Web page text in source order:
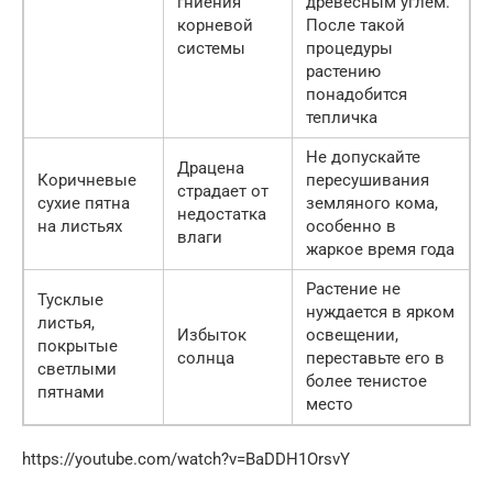
корневой
системы
После такой
процедуры
растению
понадобится
тепличка
Коричневые
сухие пятна
на листьях
Драцена
страдает от
недостатка
влаги
Не допускайте
пересушивания
земляного кома,
особенно в
жаркое время года
Тусклые
листья,
покрытые
светлыми
пятнами
Избыток
солнца
Растение не
нуждается в ярком
освещении,
переставьте его в
более тенистое
место
https://youtube.com/watch?v=BaDDH1OrsvY